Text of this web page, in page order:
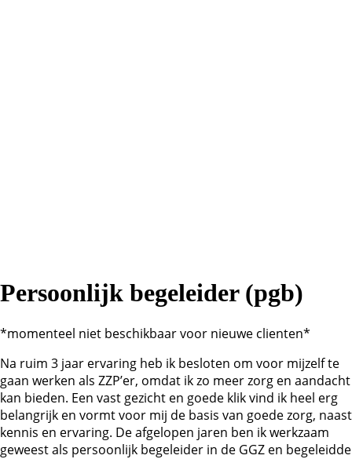
Persoonlijk begeleider (pgb)
*momenteel niet beschikbaar voor nieuwe clienten*
Na ruim 3 jaar ervaring heb ik besloten om voor mijzelf te
gaan werken als ZZP’er, omdat ik zo meer zorg en aandacht
kan bieden. Een vast gezicht en goede klik vind ik heel erg
belangrijk en vormt voor mij de basis van goede zorg, naast
kennis en ervaring. De afgelopen jaren ben ik werkzaam
geweest als persoonlijk begeleider in de GGZ en begeleidde